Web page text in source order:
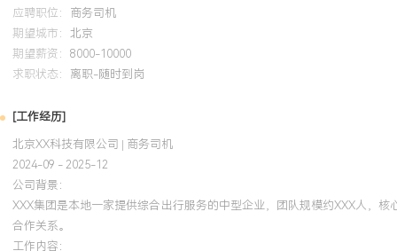
获得该权威认证后，系统化掌握了预见性风险识别与规避技巧。在
离管理、盲区观察等标准动作转化为日常习惯，使得负责车辆的事
XXX%。通过应用节油驾驶手法，辅助降低车队平均燃油成本XXX%
要操作要点，在车队安全会上分享，成为新司机培训的参考材料之一
应聘职位： 商务司机
期望城市： 北京
期望薪资： 8000-10000
求职状态： 离职-随时到岗
[工作经历]
北京XX科技有限公司 | 商务司机
2024-09 - 2025-12
公司背景：
XXX集团是本地一家提供综合出行服务的中型企业，团队规模约XXX人，
合作关系。
工作内容：